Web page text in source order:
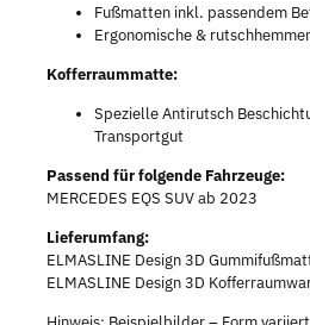
Fußmatten inkl. passendem
Ergonomische &
Kofferraummatte:
Spezielle Antirutsch
Transportgut
Passend für folgende Fahrzeuge:
MERCEDES EQS SUV ab 2023
Lieferumfang:
ELMASLINE Design 3D
ELMASLINE Design 3D